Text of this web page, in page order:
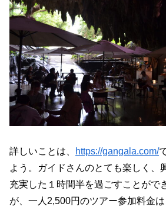
詳しいことは、 https://gangala.com/
よう。ガイドさんのとても楽しく、
充実した１時間半を過ごすことがで
が、一人2,500円のツアー参加料金